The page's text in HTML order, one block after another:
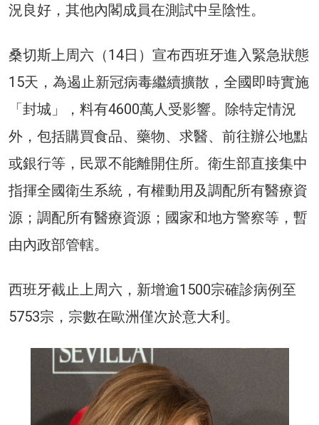
況良好，其他內閣成員在測試中呈陰性。
桑切斯上周六（14日）宣布西班牙進入緊急狀態
15天，為遏止新冠病毒繼續擴散，全國即時實施
「封城」，料有4600萬人受影響。除特定情況
外，包括購買食品、藥物、求醫、前往辦公地點
或銀行等，民眾不能離開住所。衛生部直接集中
指揮全國衛生系統，有權動用及調配所有醫療資
源；調配所有醫療資源；國家和地方警察等，暫
由內政部管轄。
西班牙截止上周六，新增逾1500宗確診病例至
5753宗，宗數在歐洲僅次於意大利。